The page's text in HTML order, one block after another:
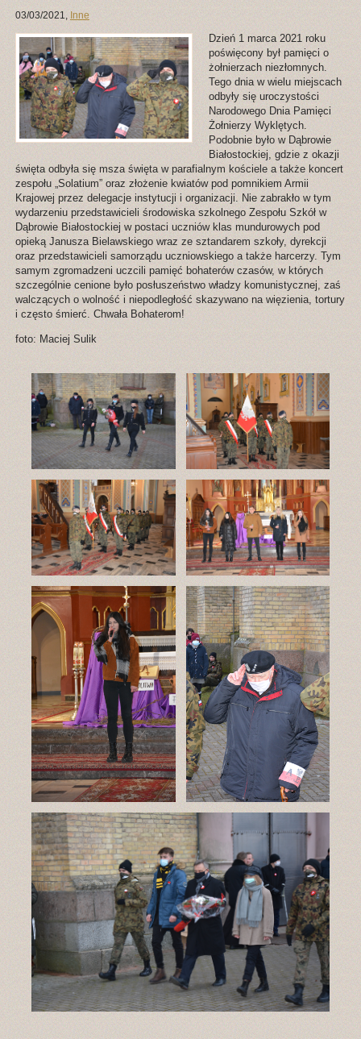
03/03/2021, Inne
Dzień 1 marca 2021 roku
poświęcony był pamięci o
żołnierzach niezłomnych.
Tego dnia w wielu miejscach
odbyły się uroczystości
Narodowego Dnia Pamięci
Żołnierzy Wyklętych.
Podobnie było w Dąbrowie
Białostockiej, gdzie z okazji
święta odbyła się msza święta w parafialnym kościele a także koncert
zespołu „Solatium” oraz złożenie kwiatów pod pomnikiem Armii
Krajowej przez delegacje instytucji i organizacji. Nie zabrakło w tym
wydarzeniu przedstawicieli środowiska szkolnego Zespołu Szkół w
Dąbrowie Białostockiej w postaci uczniów klas mundurowych pod
opieką Janusza Bielawskiego wraz ze sztandarem szkoły, dyrekcji
oraz przedstawicieli samorządu uczniowskiego a także harcerzy. Tym
samym zgromadzeni uczcili pamięć bohaterów czasów, w których
szczególnie cenione było posłuszeństwo władzy komunistycznej, zaś
walczących o wolność i niepodległość skazywano na więzienia, tortury
i często śmierć. Chwała Bohaterom!
foto: Maciej Sulik